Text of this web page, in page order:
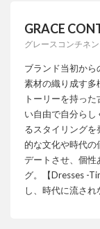
GRACE
グレースコンチネ
ブランド当初から
素材の織り成す多
トーリーを持っ
い自由で自分ら
るスタイリング
的な文化や時代
デートさせ、個性
グ。【Dresses -
し、時代に流さ